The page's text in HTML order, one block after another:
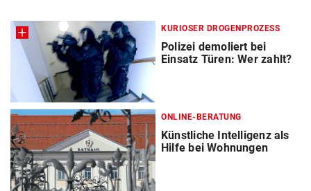
KURIOSER DROGENPROZESS
Polizei demoliert bei
Einsatz Türen: Wer zahlt?
ONLINE-BERATUNG
Künstliche Intelligenz als
Hilfe bei Wohnungen